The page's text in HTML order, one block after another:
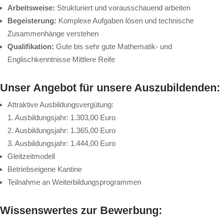
Arbeitsweise: Strukturiert und vorausschauend arbeiten
Begeisterung: Komplexe Aufgaben lösen und technische
Zusammenhänge verstehen
Qualifikation: Gute bis sehr gute Mathematik- und
Englischkenntnisse Mittlere Reife
Unser Angebot für unsere Auszubildenden:
Attraktive Ausbildungsvergütung:
1. Ausbildungsjahr: 1.303,00 Euro
2. Ausbildungsjahr: 1.365,00 Euro
3. Ausbildungsjahr: 1.444,00 Euro
Gleitzeitmodell
Betriebseigene Kantine
Teilnahme an Weiterbildungsprogrammen
Wissenswertes zur Bewerbung: